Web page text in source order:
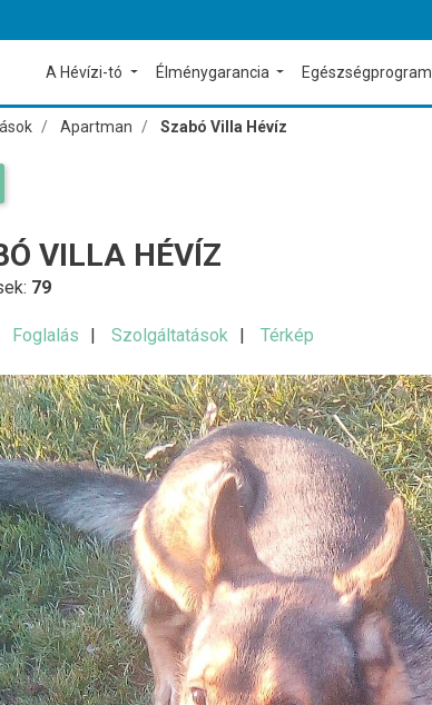
A Hévízi-tó Élménygarancia Egészségprogram
Apartman Szabó Villa Hévíz
VILLA HÉVÍZ
79
Foglalás Szolgáltatások Térkép